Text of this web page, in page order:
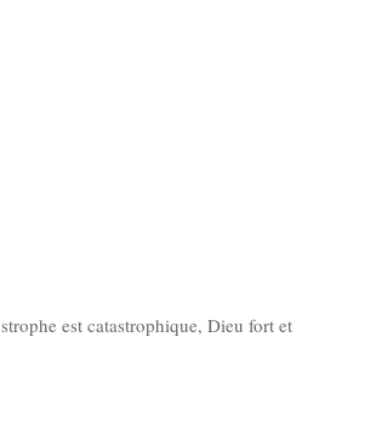
strophe est catastrophique, Dieu fort et